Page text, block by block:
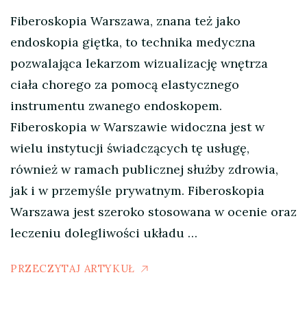
Fiberoskopia Warszawa, znana też jako
endoskopia giętka, to technika medyczna
pozwalająca lekarzom wizualizację wnętrza
ciała chorego za pomocą elastycznego
instrumentu zwanego endoskopem.
Fiberoskopia w Warszawie widoczna jest w
wielu instytucji świadczących tę usługę,
również w ramach publicznej służby zdrowia,
jak i w przemyśle prywatnym. Fiberoskopia
Warszawa jest szeroko stosowana w ocenie oraz
leczeniu dolegliwości układu …
PRZECZYTAJ ARTYKUŁ